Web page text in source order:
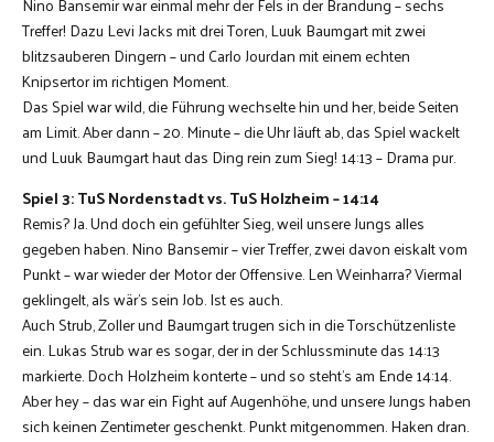
Treffer! Dazu Levi Jacks mit drei Toren, Luuk Baumgart mit zwei
blitzsauberen Dingern – und Carlo Jourdan mit einem echten
Knipsertor im richtigen Moment.
Das Spiel war wild, die Führung wechselte hin und her, beide Seiten
am Limit. Aber dann – 20. Minute – die Uhr läuft ab, das Spiel wackelt
und Luuk Baumgart haut das Ding rein zum Sieg! 14:13 – Drama pur.
Spiel 3: TuS Nordenstadt vs. TuS Holzheim – 14:14
Remis? Ja. Und doch ein gefühlter Sieg, weil unsere Jungs alles
gegeben haben. Nino Bansemir – vier Treffer, zwei davon eiskalt vom
Punkt – war wieder der Motor der Offensive. Len Weinharra? Viermal
geklingelt, als wär’s sein Job. Ist es auch.
Auch Strub, Zoller und Baumgart trugen sich in die Torschützenliste
ein. Lukas Strub war es sogar, der in der Schlussminute das 14:13
markierte. Doch Holzheim konterte – und so steht’s am Ende 14:14.
Aber hey – das war ein Fight auf Augenhöhe, und unsere Jungs haben
sich keinen Zentimeter geschenkt. Punkt mitgenommen. Haken dran.